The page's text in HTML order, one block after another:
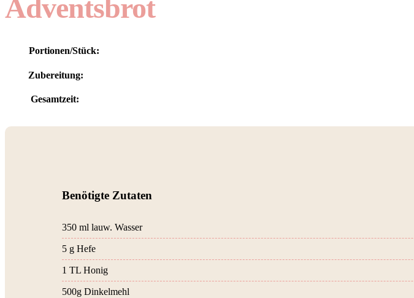
Adventsbrot
Portionen/Stück:
Zubereitung:
Gesamtzeit:
Benötigte Zutaten
350 ml lauw. Wasser
5 g Hefe
1 TL Honig
500g Dinkelmehl